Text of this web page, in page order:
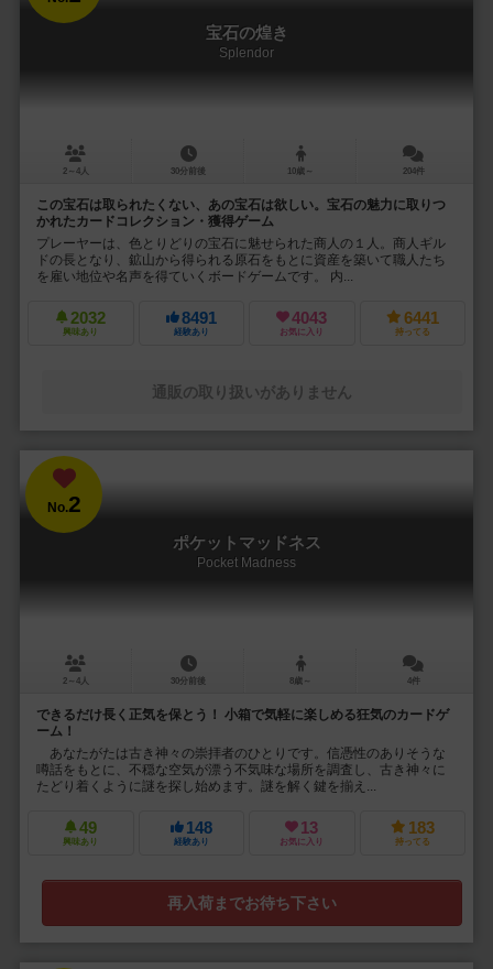
宝石の煌き
Splendor
2～4人 30分前後 10歳～ 204件
この宝石は取られたくない、あの宝石は欲しい。宝石の魅力に取りつ
かれたカードコレクション・獲得ゲーム
プレーヤーは、色とりどりの宝石に魅せられた商人の１人。商人ギル
ドの長となり、鉱山から得られる原石をもとに資産を築いて職人たち
を雇い地位や名声を得ていくボードゲームです。 内...
2032
興味あり
8491
経験あり
4043
お気に入り
6441
持ってる
通販の取り扱いがありません
No.2
ポケットマッドネス
Pocket Madness
2～4人 30分前後 8歳～ 4件
できるだけ長く正気を保とう！ 小箱で気軽に楽しめる狂気のカードゲ
ーム！
あなたがたは古き神々の崇拝者のひとりです。信憑性のありそうな
噂話をもとに、不穏な空気が漂う不気味な場所を調査し、古き神々に
たどり着くように謎を探し始めます。謎を解く鍵を揃え...
49
興味あり
148
経験あり
13
お気に入り
183
持ってる
再入荷までお待ち下さい